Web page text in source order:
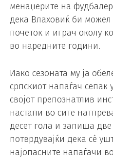
менаџерите на
дека Влаховиќ би
почеток и играч околу
во наредните години.
Иако сезоната му ја
српскиот напаѓач сепак
својот препознатлив
настапи во сите
десет гола и запиша
потврдувајќи дека сè
најопасните напаѓачи